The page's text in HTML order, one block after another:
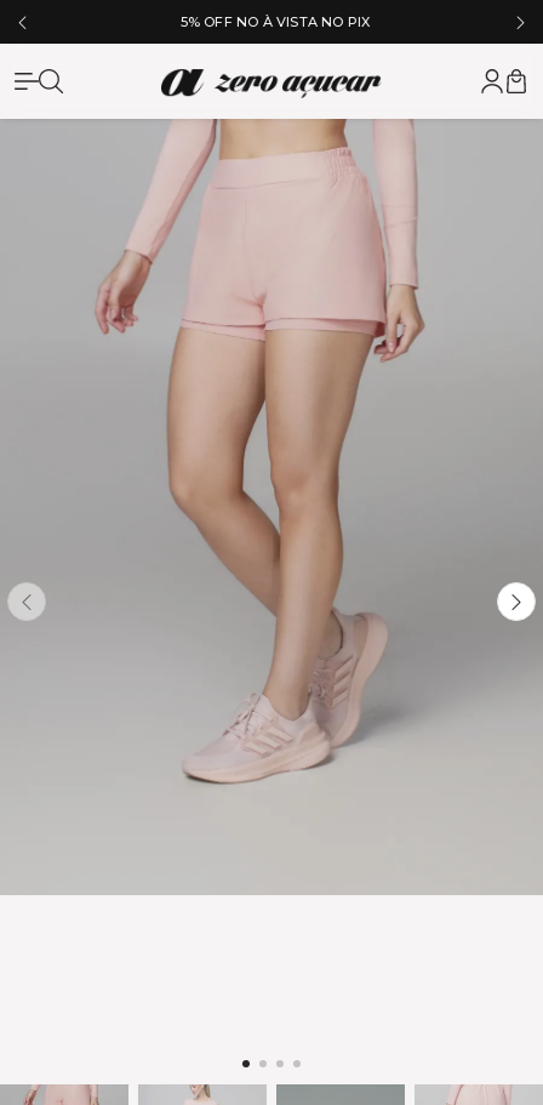
5% OFF NO À VISTA NO PIX
Zero